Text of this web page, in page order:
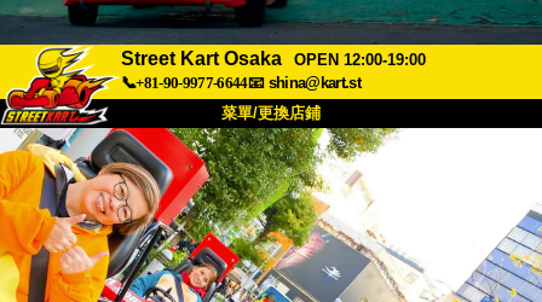
Street Kart Osaka
OPEN 12:00-19:00
📞+81-90-9977-6644📧 shina@kart.st
菜單/更換店鋪
首頁
關於 規格
交通方式 顧客聲音
公司 預訂